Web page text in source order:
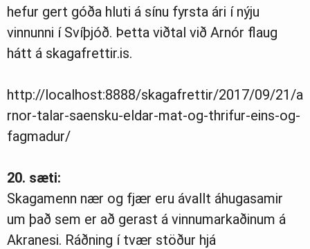
hefur gert góða hluti á sínu fyrsta ári í nýju
vinnunni í Svíþjóð. Þetta viðtal við Arnór flaug
hátt á skagafrettir.is.
http://localhost:8888/skagafrettir/2017/09/21/a
rnor-talar-saensku-eldar-mat-og-thrifur-eins-og-
fagmadur/
20. sæti:
Skagamenn nær og fjær eru ávallt áhugasamir
um það sem er að gerast á vinnumarkaðinum á
Akranesi. Ráðning í tvær stöður hjá